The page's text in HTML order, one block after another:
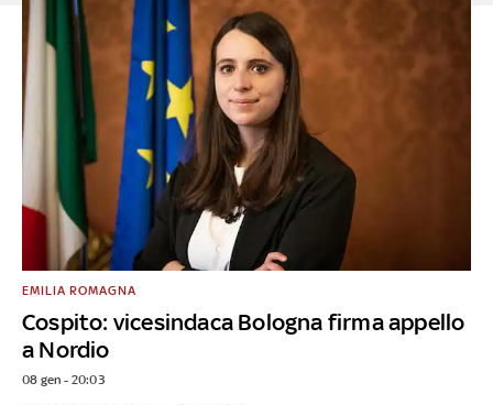
Cospito: vicesindaca Bologna firma appello
a Nordio
EMILIA ROMAGNA
08 gen - 20:03